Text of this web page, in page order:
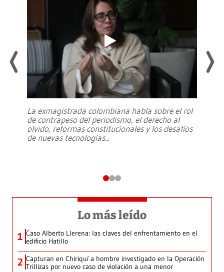
La exmagistrada colombiana habla sobre el rol
de contrapeso del periodismo, el derecho al
olvido, reformas constitucionales y los desafíos
de nuevas tecnologías...
Lo más leído
1 Caso Alberto Llerena: las claves del enfrentamiento en el
edificio Hatillo
2 Capturan en Chiriquí a hombre investigado en la Operación
Trillizas por nuevo caso de violación a una menor